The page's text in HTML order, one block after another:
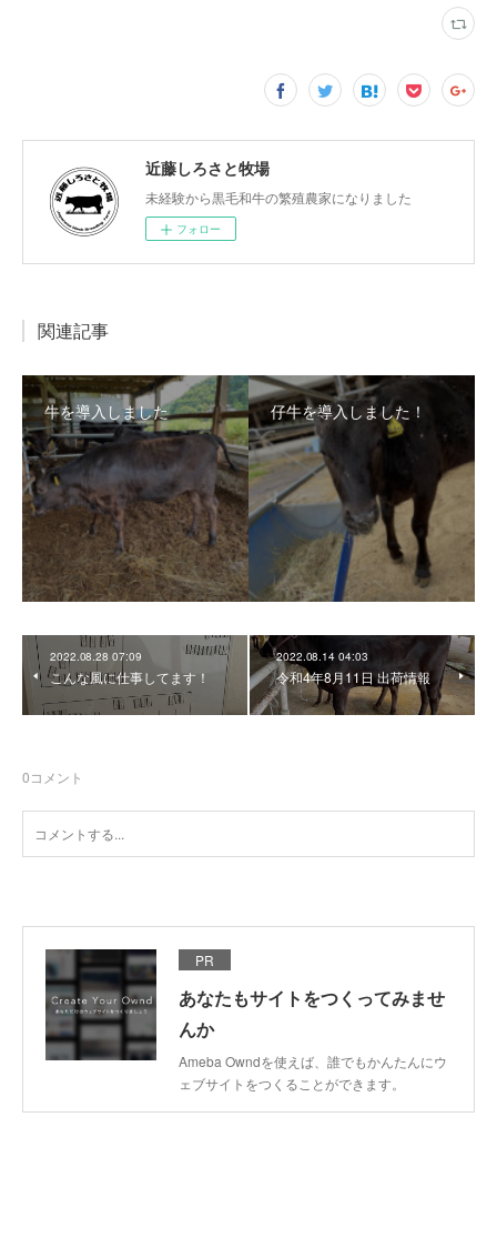
近藤しろさと牧場
未経験から黒毛和牛の繁殖農家になりました
フォロー
関連記事
牛を導入しました 仔牛を導入しました！
2022.08.28 07:09
こんな風に仕事してます！
2022.08.14 04:03
令和4年8月11日 出荷情報
0コメント
PR
あなたもサイトをつくってみませ
んか
Ameba Owndを使えば、誰でもかんたんにウ
ェブサイトをつくることができます。